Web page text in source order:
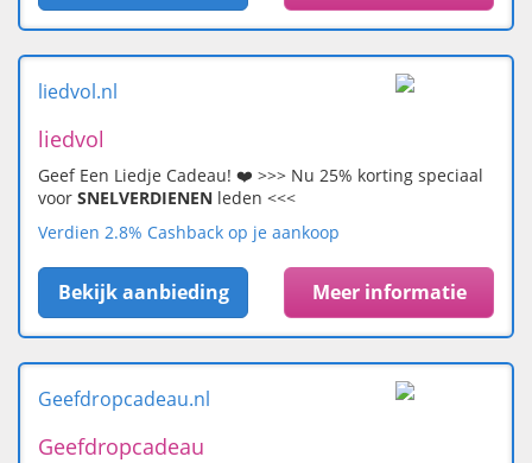
liedvol.nl
liedvol
Geef Een Liedje Cadeau! ❤️ >>> Nu 25% korting speciaal
voor SNELVERDIENEN leden <<<
Verdien 2.8% Cashback op je aankoop
Bekijk aanbieding Meer informatie
Geefdropcadeau.nl
Geefdropcadeau